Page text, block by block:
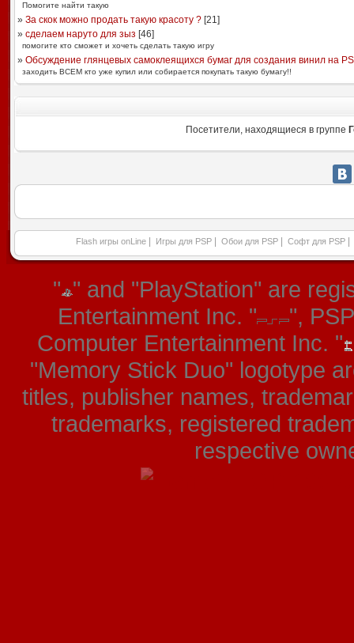
Помогите найти такую
» За скок можно продать такую красоту ?[21]
» сделаем наруто для зыз [46]
помогите кто сможет и хочеть сделать такую игру
» Обсуждение глянцевых самоклеящихся бумаг для создания винил на
заходить ВСЕМ кто уже купил или собирается покупать такую бумагу!!
Посетители, находящиеся в группе
Flash игры onLine Игры для PSP Обои для PSP Софт для PSP
" " and "PlayStation" are
Entertainment Inc. "
",
Computer Entertainment Inc. "
"Memory Stick Duo" logotype
titles, publisher names,
trademarks, registered
respective